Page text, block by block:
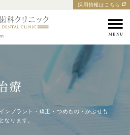
採用情報はこちら
京都市中京区の歯医者
療
インプラント・矯正・つめもの・かぶせも
なります。